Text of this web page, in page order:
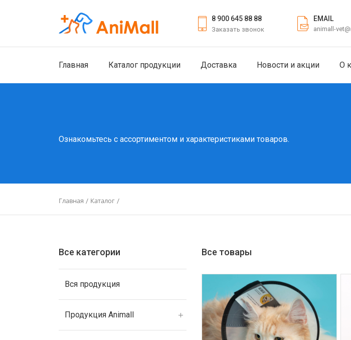
8 900 645 88 88
Заказать звонок
EMAIL
animall-
Главная Каталог продукции Доставка Новости и акции О
Ознакомьтесь с ассортиментом и характеристиками товаров.
Главная / Каталог /
Все категории
Вся продукция
Продукция Animall
Все товары